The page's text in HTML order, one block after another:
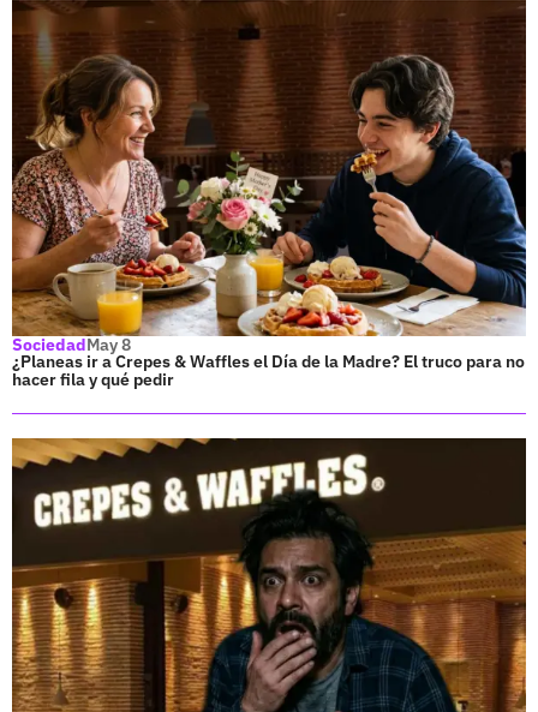
SociedadMay 8
¿Planeas ir a Crepes & Waffles el Día de la Madre? El truco para no
hacer fila y qué pedir